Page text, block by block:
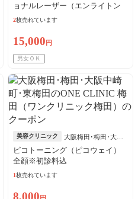
ョナルレーザー（エンライトン
SR）全顔※初診料込
2枚売れています
15,000 円
男女ＯＫ
美容クリニック
大阪梅田･梅田･大阪
中崎町･東梅田
ピコトーニング（ピコウェイ）
全顔※初診料込
1枚売れています
8,000